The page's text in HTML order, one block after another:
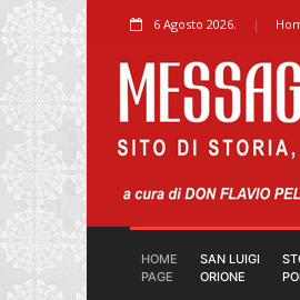
6 Agosto 2026.
HOME
PAGE
SAN LUIGI
ORIONE